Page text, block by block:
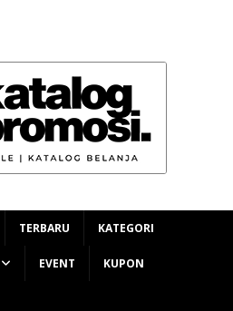
TERBARU KATEGORI
EVENT KUPON